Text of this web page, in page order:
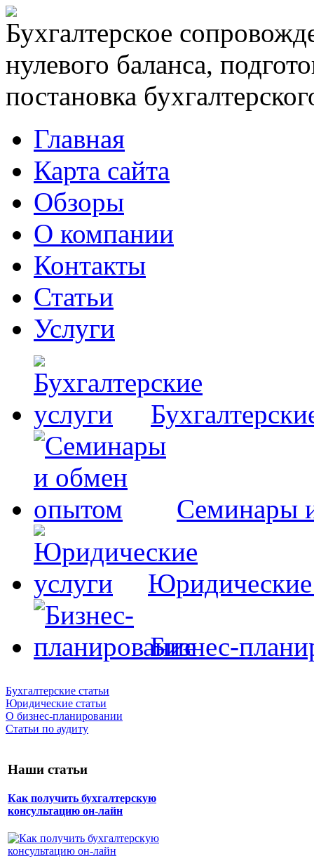
Бухгалтерское
нулевого баланса,
постановка
Главная
Карта сайта
Обзоры
О компании
Контакты
Статьи
Услуги
Семинары
Юридические
Бизнес-
Бухгалтерские статьи
Юридические статьи
О бизнес-планировании
Статьи по аудиту
Наши статьи
Как получить бухгалтерскую
консультацию он-лайн